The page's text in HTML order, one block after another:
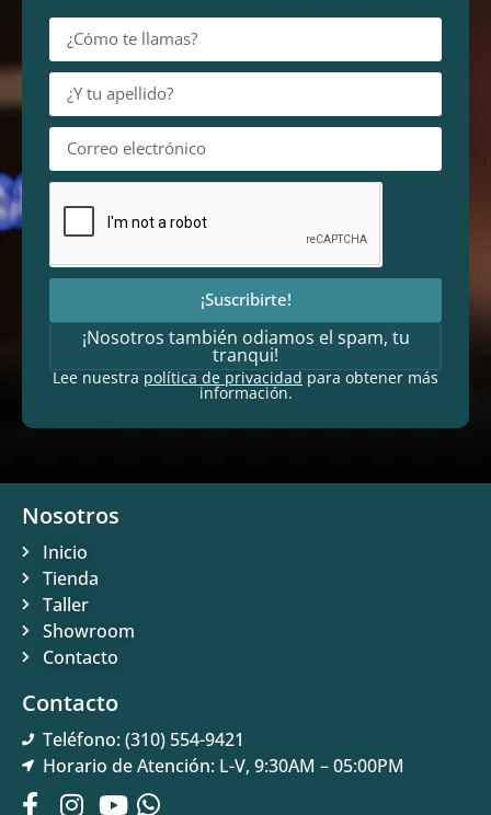
¡Suscribirte!
¡Nosotros también odiamos el spam, tu
tranqui!
Lee nuestrapolítica de privacidadpara obtener más
información.
Nosotros
Inicio
Tienda
Taller
Showroom
Contacto
Contacto
Teléfono: (310) 554-9421
Horario de Atención: L-V, 9:30AM – 05:00PM